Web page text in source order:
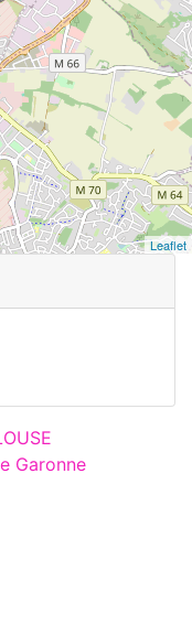
Leaflet
Garonne